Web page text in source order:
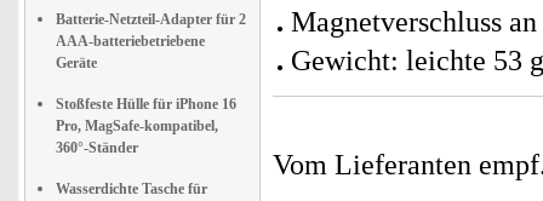
Batterie-Netzteil-Adapter für 2
AAA-batteriebetriebene
Geräte
Stoßfeste Hülle für iPhone 16
Pro, MagSafe-kompatibel,
360°-Ständer
Wasserdichte Tasche für
Magnetverschluss
Gewicht: leichte 53 g
Vom Lieferanten